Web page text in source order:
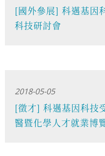
[國外參展] 科邁基因
科技研討會
2018-05-05
[徵才] 科邁基因科技
醫暨化學人才就業博